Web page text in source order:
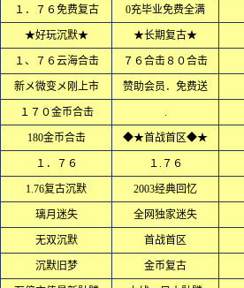
１．７６免费复古 0充毕业免费全满
★好玩沉默★ ★长期复古★
１、７６云海合击 ７６合击８０合击
新メ微变メ刚上市 赞助会员．免费送
１７０金币合击 .
180金币合击 ◆★首战首区◆★
１．７６ １.７６
1.76复古沉默 2003经典回忆
璃月迷失 全网独家迷失
无双沉默 首战首区
沉默旧梦 金币复古